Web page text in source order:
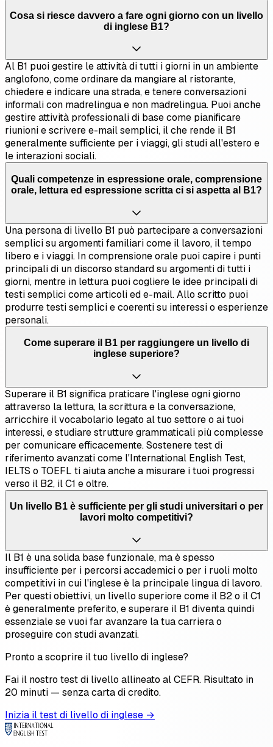
Cosa si riesce davvero a fare ogni giorno con un livello
di inglese B1?
Al B1 puoi gestire le attività di tutti i giorni in un ambiente
anglofono, come ordinare da mangiare al ristorante,
chiedere e indicare una strada, e tenere conversazioni
informali con madrelingua e non madrelingua. Puoi anche
gestire attività professionali di base come pianificare
riunioni e scrivere e-mail semplici, il che rende il B1
generalmente sufficiente per i viaggi, gli studi all'estero e
le interazioni sociali.
Quali competenze in espressione orale, comprensione
orale, lettura ed espressione scritta ci si aspetta al B1?
Una persona di livello B1 può partecipare a conversazioni
semplici su argomenti familiari come il lavoro, il tempo
libero e i viaggi. In comprensione orale puoi capire i punti
principali di un discorso standard su argomenti di tutti i
giorni, mentre in lettura puoi cogliere le idee principali di
testi semplici come articoli ed e-mail. Allo scritto puoi
produrre testi semplici e coerenti su interessi o esperienze
personali.
Come superare il B1 per raggiungere un livello di
inglese superiore?
Superare il B1 significa praticare l'inglese ogni giorno
attraverso la lettura, la scrittura e la conversazione,
arricchire il vocabolario legato al tuo settore o ai tuoi
interessi, e studiare strutture grammaticali più complesse
per comunicare efficacemente. Sostenere test di
riferimento avanzati come l'International English Test,
IELTS o TOEFL ti aiuta anche a misurare i tuoi progressi
verso il B2, il C1 e oltre.
Un livello B1 è sufficiente per gli studi universitari o per
lavori molto competitivi?
Il B1 è una solida base funzionale, ma è spesso
insufficiente per i percorsi accademici o per i ruoli molto
competitivi in cui l'inglese è la principale lingua di lavoro.
Per questi obiettivi, un livello superiore come il B2 o il C1
è generalmente preferito, e superare il B1 diventa quindi
essenziale se vuoi far avanzare la tua carriera o
proseguire con studi avanzati.
Pronto a scoprire il tuo livello di inglese?
Fai il nostro test di livello allineato al CEFR. Risultato in
20 minuti — senza carta di credito.
Inizia il test di livello di inglese →